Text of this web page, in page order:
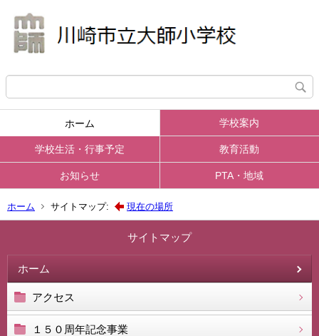
ホーム 学校案内
学校生活・行事予定 教育活動
お知らせ PTA・地域
ホーム サイトマップ: 現在の場所
サイトマップ
ホーム
アクセス
１５０周年記念事業